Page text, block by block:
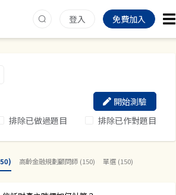
登入 免費加入
排除已做過題目 排除已作對題目
開始測驗
高齡金融規劃顧問師 (150) 單選 (150)